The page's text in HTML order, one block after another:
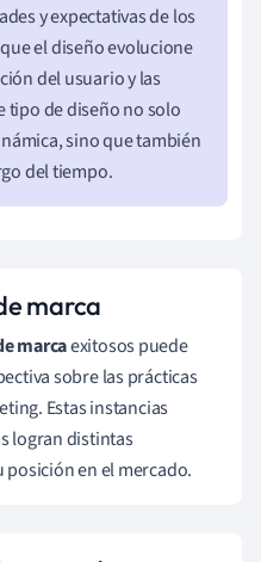
y expectativas de los
el diseño evolucione
del usuario y las
tipo de diseño no solo
sino que también
del tiempo.
marca
marcaexitosos puede
sobre las prácticas
Estas instancias
logran distintas
en el mercado.